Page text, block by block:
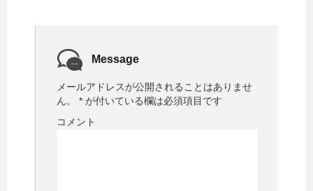
Message
メールアドレスが公開されることはありませ
ん。
* が付いている欄は必須項目です
コメント